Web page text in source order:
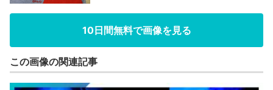
10日間無料で画像を見る
この画像の関連記事